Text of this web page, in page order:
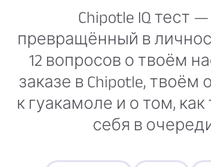
Chipotle IQ тест
превращённый в
12 вопросов о твоём
заказе в Chipotle, твоём
к гуакамоле и о том,
себя в